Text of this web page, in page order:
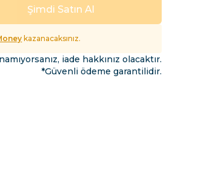
Şimdi Satın Al
kazanacaksınız.
iade hakkınız olacaktır.
*Güvenli ödeme garantilidir.